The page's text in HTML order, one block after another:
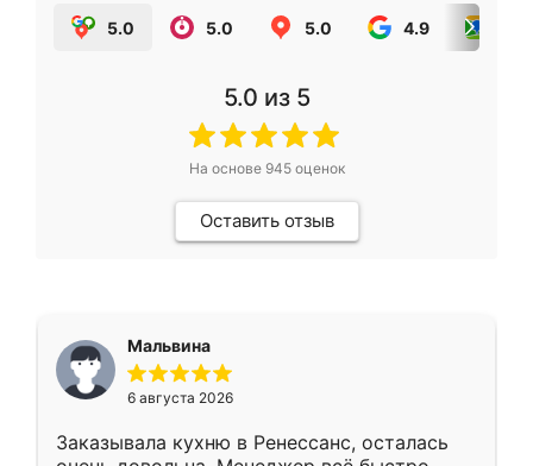
5.0 5.0 5.0 4.9
5.0 из 5
На основе 945оценок
Оставить отзыв
Мальвина
6 августа 2026
Заказывала кухню в Ренессанс, осталась